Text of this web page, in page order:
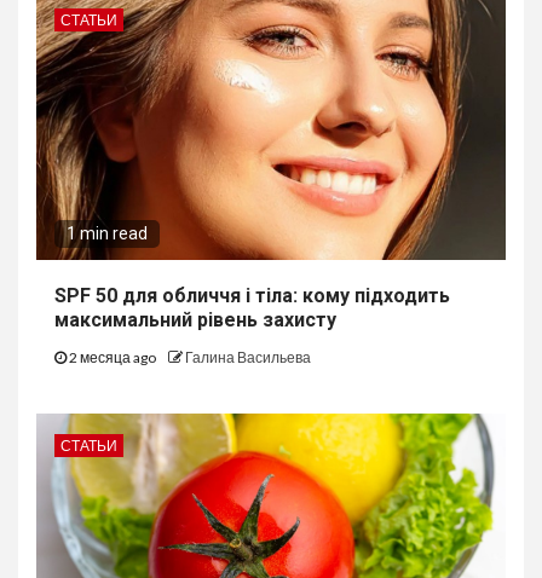
СТАТЬИ
1 min read
SPF 50 для обличчя і тіла: кому підходить
максимальний рівень захисту
2 месяца ago Галина Васильева
СТАТЬИ